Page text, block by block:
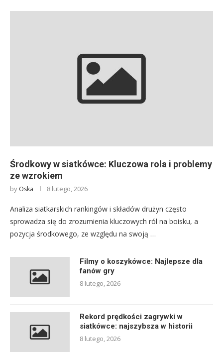
Środkowy w siatkówce: Kluczowa rola i problemy
ze wzrokiem
by Oska 8 lutego, 2026
Analiza siatkarskich rankingów i składów drużyn często
sprowadza się do zrozumienia kluczowych ról na boisku, a
pozycja środkowego, ze względu na swoją …
Filmy o koszykówce: Najlepsze dla
fanów gry
8 lutego, 2026
Rekord prędkości zagrywki w
siatkówce: najszybsza w historii
8 lutego, 2026